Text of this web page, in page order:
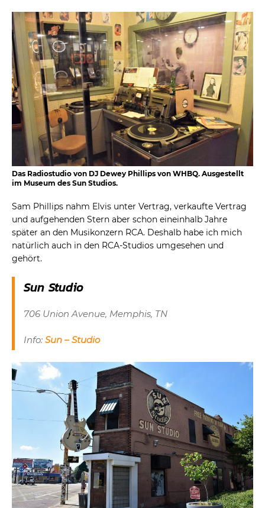
Das Radiostudio von DJ Dewey Phillips von WHBQ. Ausgestellt
im Museum des Sun Studios.
Sam Phillips nahm Elvis unter Vertrag, verkaufte Vertrag
und aufgehenden Stern aber schon eineinhalb Jahre
später an den Musikonzern RCA. Deshalb habe ich mich
natürlich auch in den RCA-Studios umgesehen und
gehört.
Sun Studio
706 Union Avenue, Memphis, TN
Info: Sun – Studio